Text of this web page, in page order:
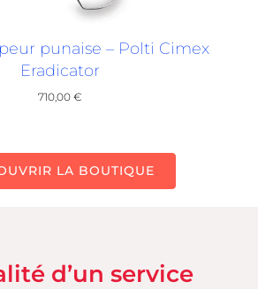
punaise – Polti Cimex
Eradicator
710,00€
LA BOUTIQUE
d’un service